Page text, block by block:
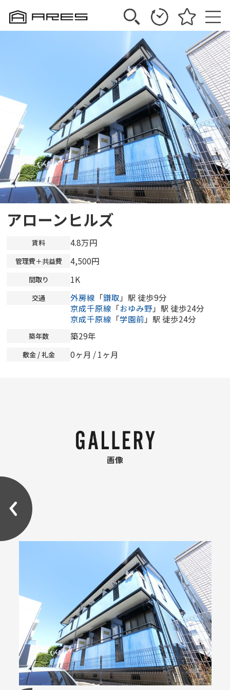
アローンヒルズ
賃料 4.8万円
管理費＋共益費 4,500円
間取り 1K
交通 外房線 「鎌取 」駅 徒歩9分
京成千原線 「おゆみ野 」駅 徒歩24分
京成千原線 「学園前 」駅 徒歩24分
築年数 築29年
敷金 / 礼金 0ヶ月 / 1ヶ月
画像